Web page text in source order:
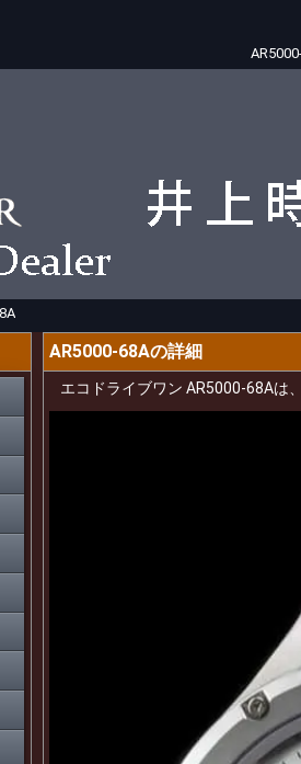
AR5000-68Aの詳細
エコドライブワン AR5000-68Aは